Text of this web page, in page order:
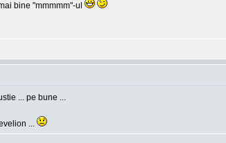
bine "mmmmm"-ul
... pe bune ...
...